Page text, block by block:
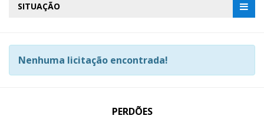
SITUAÇÃO
Nenhuma licitação encontrada!
PERDÕES